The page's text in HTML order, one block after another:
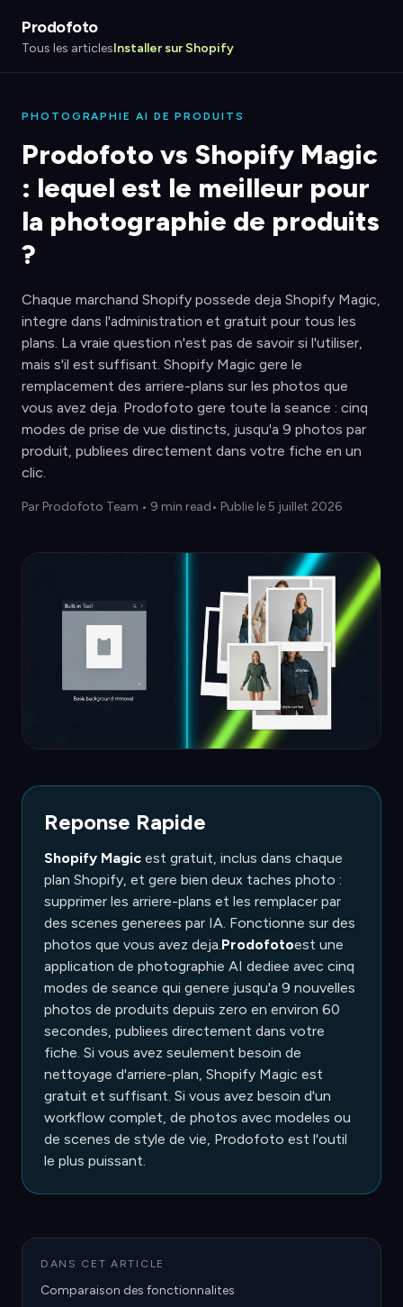
Prodofoto
Tous les articlesInstaller sur Shopify
PHOTOGRAPHIE AI DE PRODUITS
Prodofoto vs Shopify Magic
: lequel est le meilleur pour
la photographie de produits
?
Chaque marchand Shopify possede deja Shopify Magic,
integre dans l'administration et gratuit pour tous les
plans. La vraie question n'est pas de savoir si l'utiliser,
mais s'il est suffisant. Shopify Magic gere le
remplacement des arriere-plans sur les photos que
vous avez deja. Prodofoto gere toute la seance : cinq
modes de prise de vue distincts, jusqu'a 9 photos par
produit, publiees directement dans votre fiche en un
clic.
Par Prodofoto Team • 9 min read• Publie le 5 juillet 2026
Reponse Rapide
Shopify Magic est gratuit, inclus dans chaque
plan Shopify, et gere bien deux taches photo :
supprimer les arriere-plans et les remplacer par
des scenes generees par IA. Fonctionne sur des
photos que vous avez deja.Prodofotoest une
application de photographie AI dediee avec cinq
modes de seance qui genere jusqu'a 9 nouvelles
photos de produits depuis zero en environ 60
secondes, publiees directement dans votre
fiche. Si vous avez seulement besoin de
nettoyage d'arriere-plan, Shopify Magic est
gratuit et suffisant. Si vous avez besoin d'un
workflow complet, de photos avec modeles ou
de scenes de style de vie, Prodofoto est l'outil
le plus puissant.
DANS CET ARTICLE
Comparaison des fonctionnalites